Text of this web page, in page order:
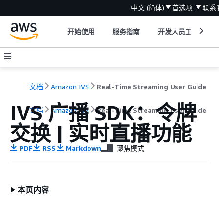
中文 (简体) 首选项 联系
开始使用 服务指南 开发人员工具
文档 Amazon IVS Real-Time Streaming User Guide
文档 Amazon IVS Real-Time Streaming User Guide
IVS 广播 SDK：令牌
交换 | 实时直播功能
PDF RSS Markdown 聚焦模式
本页内容